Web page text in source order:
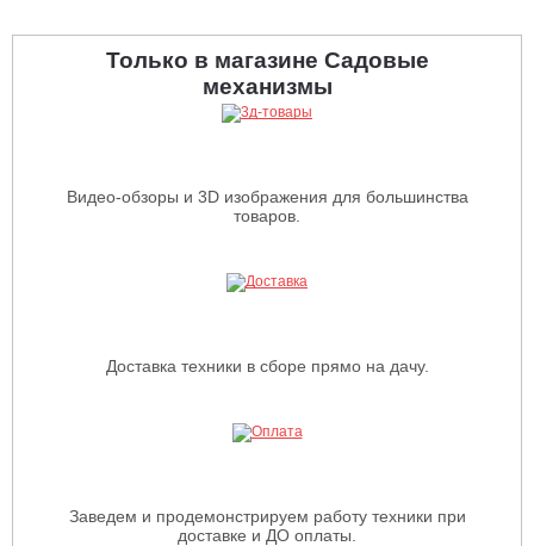
Только в магазине Садовые
механизмы
Видео-обзоры и 3D изображения для большинства
товаров.
Доставка техники в сборе прямо на дачу.
Заведем и продемонстрируем работу техники при
доставке и ДО оплаты.